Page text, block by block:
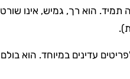
הוא רך, גמיש, אינו
עדינים במיוחד. הוא בולם